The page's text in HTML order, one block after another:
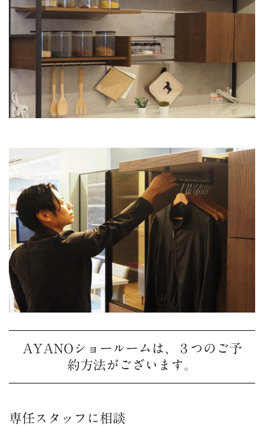
AYANOショールームは、３つのご予
約方法がございます。
専任スタッフに相談